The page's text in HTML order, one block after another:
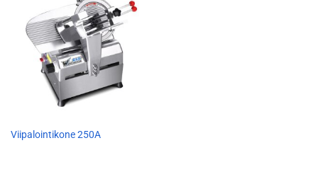
Viipalointikone 250A